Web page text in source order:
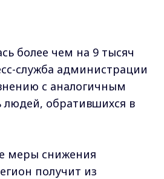
более чем на 9 тысяч
служба администрации
с аналогичным
обратившихся в
меры снижения
получит из